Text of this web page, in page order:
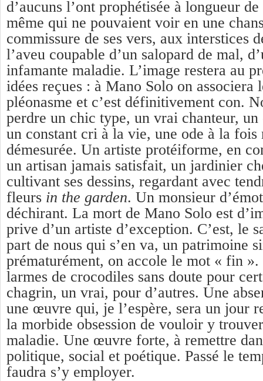
d’aucuns l’ont prophétisée à longueur
même qui ne pouvaient voir en une
commissure de ses vers, aux interstices
l’aveu coupable d’un salopard de mal,
infamante maladie. L’image restera au
idées reçues : à Mano Solo on associera
pléonasme et c’est définitivement con.
perdre un chic type, un vrai chanteur, un
un constant cri à la vie, une ode à la fois
démesurée. Un artiste protéiforme, en
un artisan jamais satisfait, un jardinier
cultivant ses dessins, regardant avec
fleurs in the garden. Un monsieur
déchirant. La mort de Mano Solo est
prive d’un artiste d’exception. C’est, le
part de nous qui s’en va, un patrimoine
prématurément, on accole le mot « fin ».
larmes de crocodiles sans doute pour
chagrin, un vrai, pour d’autres. Une
une œuvre qui, je l’espère, sera un jour
la morbide obsession de vouloir y
maladie. Une œuvre forte, à remettre
politique, social et poétique. Passé le
faudra s’y employer.